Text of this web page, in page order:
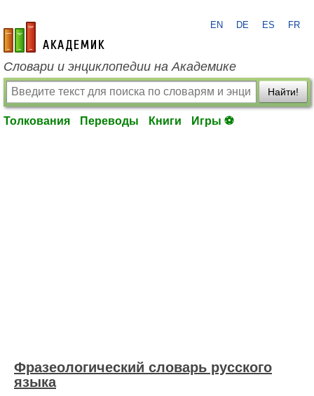
academic.ru
EN DE ES FR
Словари и энциклопедии на Академике
Найти!
Толкования Переводы Книги Игры ⚽
Фразеологический словарь русского
языка